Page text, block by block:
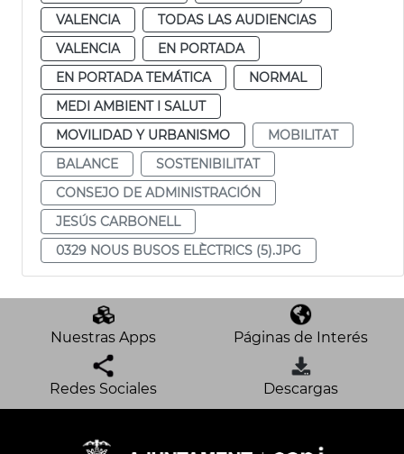
VALENCIA
TODAS LAS AUDIENCIAS
VALENCIA
EN PORTADA
EN PORTADA TEMÁTICA
NORMAL
MEDI AMBIENT I SALUT
MOVILIDAD Y URBANISMO
MOBILITAT
BALANCE
SOSTENIBILITAT
CONSEJO DE ADMINISTRACIÓN
JESÚS CARBONELL
0329 NOUS BUSOS ELÈCTRICS (5).JPG
Nuestras Apps Páginas de Interés
Redes Sociales Descargas